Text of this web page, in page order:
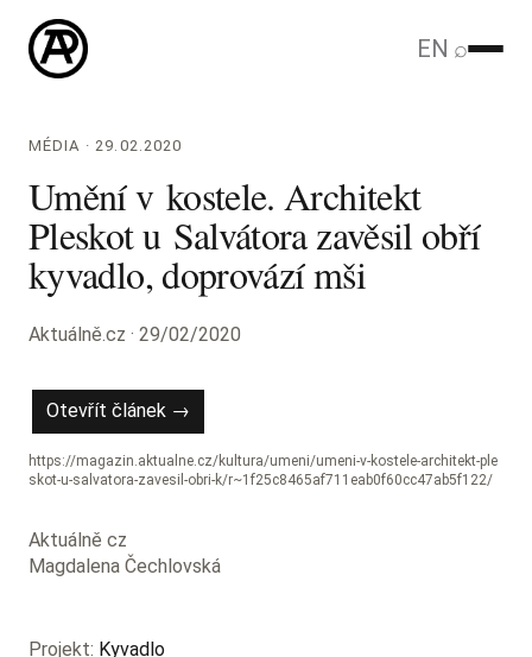
EN ⌕
MÉDIA · 29.02.2020
Umění v kostele. Architekt
Pleskot u Salvátora zavěsil obří
kyvadlo, doprovází mši
Aktuálně.cz · 29/02/2020
Otevřít článek →
https://magazin.aktualne.cz/kultura/umeni/umeni-v-kostele-architekt-ple
skot-u-salvatora-zavesil-obri-k/r~1f25c8465af711eab0f60cc47ab5f122/
Aktuálně cz
Magdalena Čechlovská
Projekt: Kyvadlo